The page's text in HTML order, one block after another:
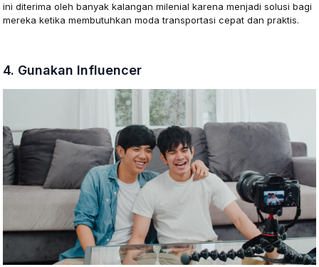
ini diterima oleh banyak kalangan milenial karena menjadi solusi bagi
mereka ketika membutuhkan moda transportasi cepat dan praktis.
4. Gunakan Influencer